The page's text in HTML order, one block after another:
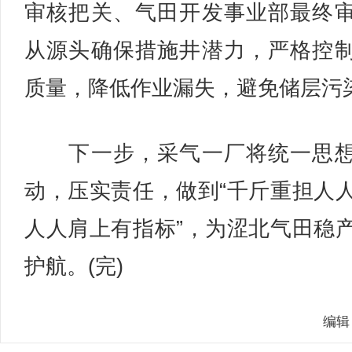
审核把关、气田开发事业部最终
从源头确保措施井潜力，严格控
质量，降低作业漏失，避免储层污
下一步，采气一厂将统一思
动，压实责任，做到“千斤重担人
人人肩上有指标”，为涩北气田稳
护航。(完)
编